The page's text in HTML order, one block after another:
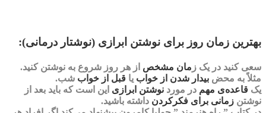
بهترین زمان روز برای نوشتن ابرازی (نوشتار درمانی):
سعی کنید در یک ز مان مشخص از هر روز شروع به نوشتن کنید.
مثلاً به محض بیدار شدن از خواب یا قبل از خواب شب.
یک قاعده‌ی مهم در مورد نوشتن ابرازی این است که باید بعد از
نوشتن زمانی برای فکرکردن داشته باشید.